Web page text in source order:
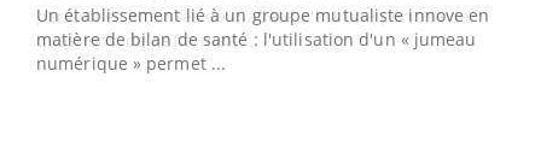
Un établissement lié à un groupe mutualiste innove en
matière de bilan de santé : l'utilisation d'un « jumeau
numérique » permet ...